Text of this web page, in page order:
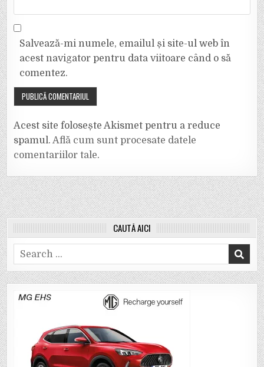
Salvează-mi numele, emailul și site-ul web în
acest navigator pentru data viitoare când o să
comentez.
Acest site folosește Akismet pentru a reduce
spamul.Află cum sunt procesate datele
comentariilor tale.
CAUTĂ AICI
Search
for: